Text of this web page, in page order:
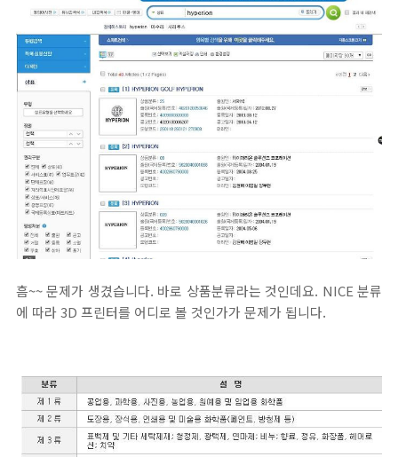
흠~~ 문제가 생겼습니다. 바로 상품분류라는 것인데요. NICE 분류
에 따라 3D 프린터를 어디로 볼 것인가가 문제가 됩니다.